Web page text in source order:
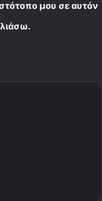
μου σε αυτόν